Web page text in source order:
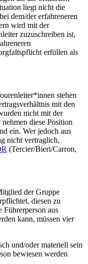
liegt nicht die
dem/der erfahreneren
wird mit der
zuzuschreiben ist,
erfüllen als
stehen
mit den
nicht mit der
diese Position
ein. Wer jedoch aus
nicht vertraglich,
(Tercier/Bieri/Carron,
der Gruppe
diesen zu
Führerperson aus
kann, müssen vier
und/oder materiell sein
bewiesen werden